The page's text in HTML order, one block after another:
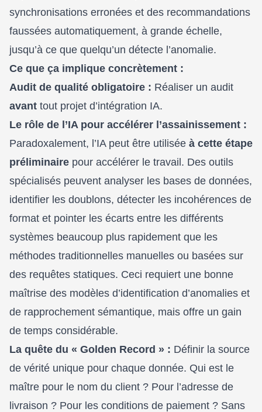
synchronisations erronées et des recommandations
faussées automatiquement, à grande échelle,
jusqu’à ce que quelqu’un détecte l’anomalie.
Ce que ça implique concrètement :
Audit de qualité obligatoire : Réaliser un audit
avant tout projet d’intégration IA.
Le rôle de l’IA pour accélérer l’assainissement :
Paradoxalement, l’IA peut être utilisée à cette étape
préliminaire pour accélérer le travail. Des outils
spécialisés peuvent analyser les bases de données,
identifier les doublons, détecter les incohérences de
format et pointer les écarts entre les différents
systèmes beaucoup plus rapidement que les
méthodes traditionnelles manuelles ou basées sur
des requêtes statiques. Ceci requiert une bonne
maîtrise des modèles d’identification d’anomalies et
de rapprochement sémantique, mais offre un gain
de temps considérable.
La quête du « Golden Record » : Définir la source
de vérité unique pour chaque donnée. Qui est le
maître pour le nom du client ? Pour l’adresse de
livraison ? Pour les conditions de paiement ? Sans